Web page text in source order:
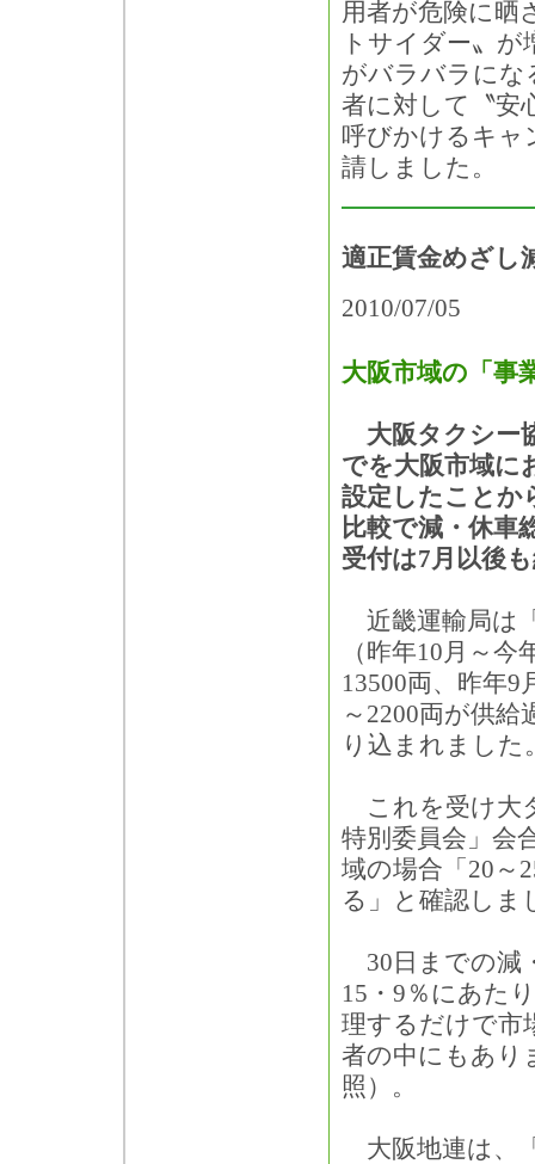
用者が危険に晒
トサイダー〟
がバラバラにな
者に対して〝安
呼びかけるキャ
請しました。
適正賃金めざし
2010/07/05
大阪市域の「事
大阪タクシー
でを大阪市域に
設定したことか
比較で減・休車
受付は7月以後
近畿運輸局は
（昨年10月～
13500両、昨年
～2200両が供
り込まれました
これを受け大
特別委員会」会
域の場合「20～
る」と確認しま
30日までの減
15・9％にあた
理するだけで市
者の中にもあり
照）。
大阪地連は、